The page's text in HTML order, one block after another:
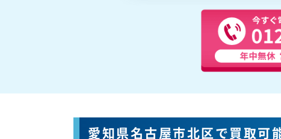
愛知県名古屋市北区で買取可